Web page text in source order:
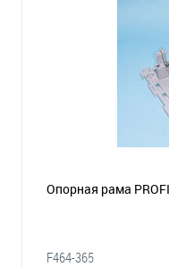
Опорная рама
F464-365